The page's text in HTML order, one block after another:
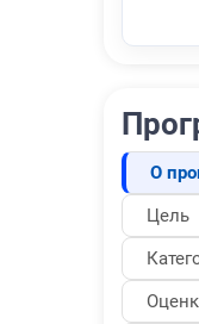
О
Цель